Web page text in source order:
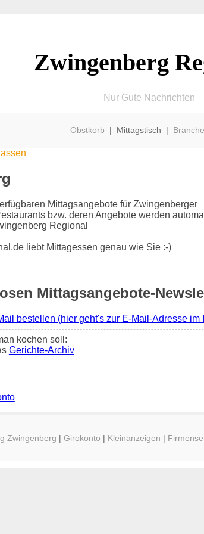
Zwingenberg
Nur Gute Nachrichten
Obstkorb | Mittagstisch |
Mittagsangebote für Zwingenberger
bzw. deren Angebote werden
Regional
liebt Mittagessen genau wie Sie :-)
Mittagsangebote-
bestellen (hier geht's zur E-Mail-Adresse im
kochen soll:
Gerichte-Archiv
Zwingenberg | Girokonto | Kleinanzeigen |